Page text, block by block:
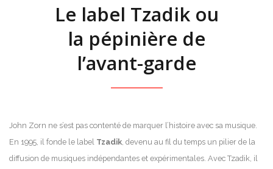
Le label Tzadik ou
la pépinière de
l’avant-garde
John Zorn ne s’est pas contenté de marquer l’histoire avec sa musique.
En 1995, il fonde le label Tzadik , devenu au fil du temps un pilier de la
diffusion de musiques indépendantes et expérimentales. Avec Tzadik, il